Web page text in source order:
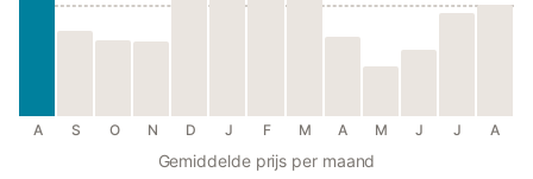
A S O N D J F M A M J J A
Gemiddelde prijs per maand